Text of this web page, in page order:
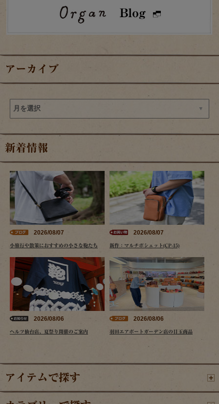
アーカイブ
新着情報
2026/08/07
小旅行や散策におすすめの小さな鞄たち
2026/08/07
新作：マルチポシェット(CP-15)
2026/08/06
ヘルツ仙台店、夏祭り開催のご案内
2026/08/06
羽田エアポートガーデン店の目玉商品
アイテムで探す